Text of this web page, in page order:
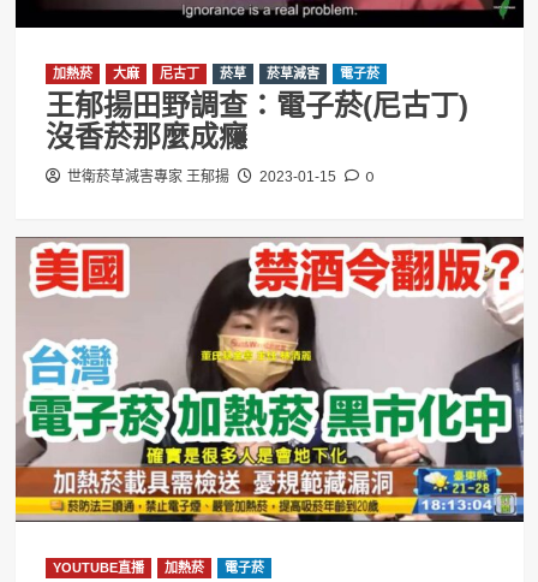
加熱菸 大麻 尼古丁 菸草 菸草減害 電子菸
王郁揚田野調查：電子菸(尼古丁)
沒香菸那麼成癮
世衛菸草減害專家 王郁揚 2023-01-15 0
YOUTUBE直播 加熱菸 電子菸